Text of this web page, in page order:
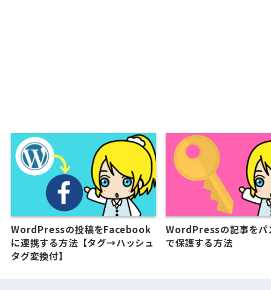
WordPressの投稿をFacebook
に連携する方法【タグ→ハッシュ
タグ変換付】
WordPressの記事をパ
で保護する方法